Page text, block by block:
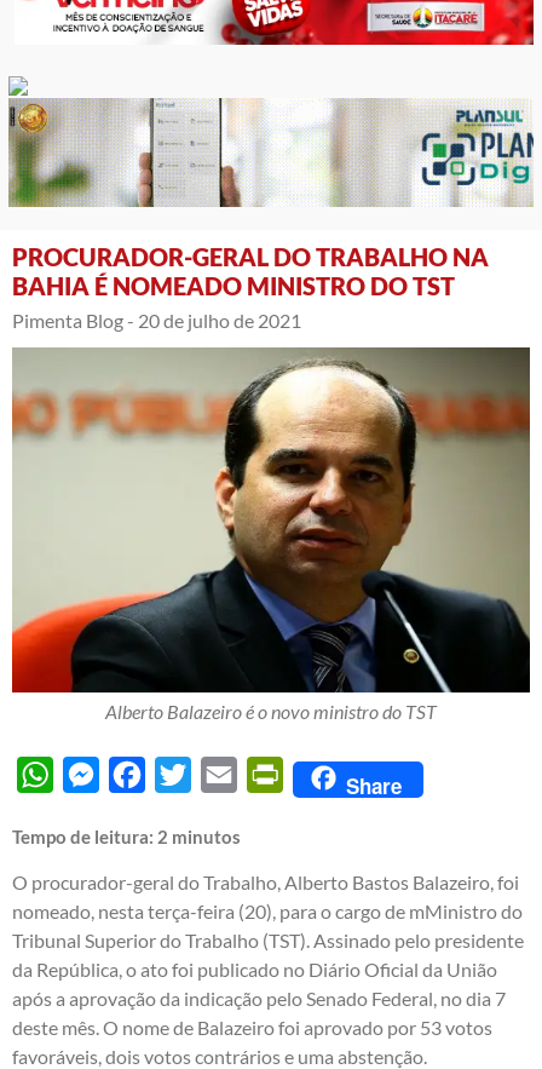
PROCURADOR-GERAL DO TRABALHO NA
BAHIA É NOMEADO MINISTRO DO TST
Pimenta Blog - 20 de julho de 2021
Alberto Balazeiro é o novo ministro do TST
WhatsAppMessengerFacebook
Twitter Email PrintFriendly
Share
Tempo de leitura: 2 minutos
O procurador-geral do Trabalho, Alberto Bastos Balazeiro, foi
nomeado, nesta terça-feira (20), para o cargo de mMinistro do
Tribunal Superior do Trabalho (TST). Assinado pelo presidente
da República, o ato foi publicado no Diário Oficial da União
após a aprovação da indicação pelo Senado Federal, no dia 7
deste mês. O nome de Balazeiro foi aprovado por 53 votos
favoráveis, dois votos contrários e uma abstenção.